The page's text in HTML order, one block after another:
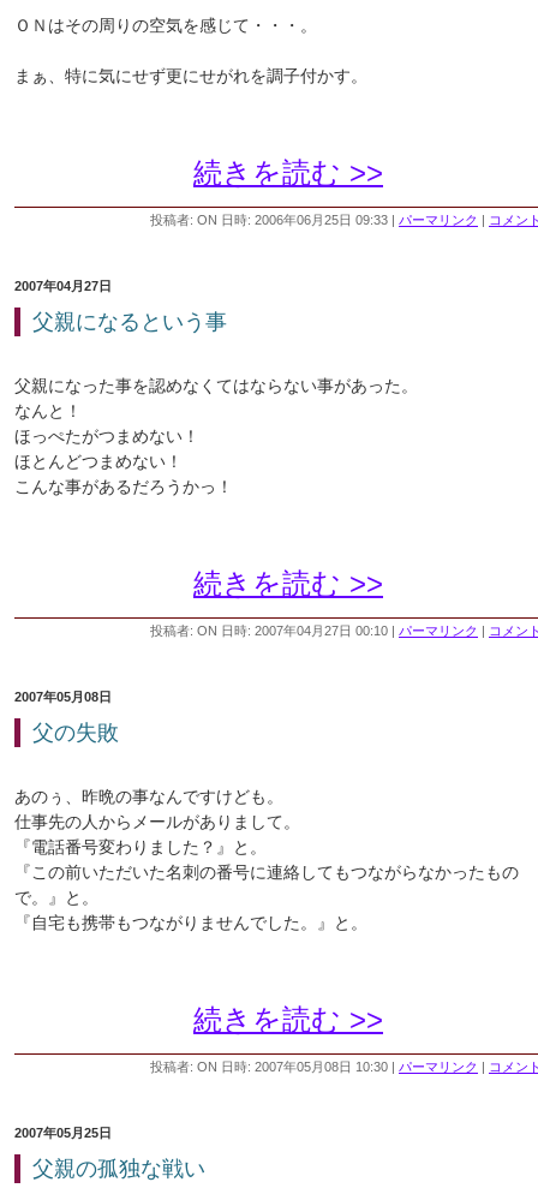
ＯＮはその周りの空気を感じて・・・。
まぁ、特に気にせず更にせがれを調子付かす。
続きを読む >>
投稿者: ON 日時: 2006年06月25日 09:33 | パーマリンク | コメン
2007年04月27日
父親になるという事
父親になった事を認めなくてはならない事があった。
なんと！
ほっぺたがつまめない！
ほとんどつまめない！
こんな事があるだろうかっ！
続きを読む >>
投稿者: ON 日時: 2007年04月27日 00:10 | パーマリンク | コメン
2007年05月08日
父の失敗
あのぅ、昨晩の事なんですけども。
仕事先の人からメールがありまして。
『電話番号変わりました？』と。
『この前いただいた名刺の番号に連絡してもつながらなかったもの
で。』と。
『自宅も携帯もつながりませんでした。』と。
続きを読む >>
投稿者: ON 日時: 2007年05月08日 10:30 | パーマリンク | コメン
2007年05月25日
父親の孤独な戦い